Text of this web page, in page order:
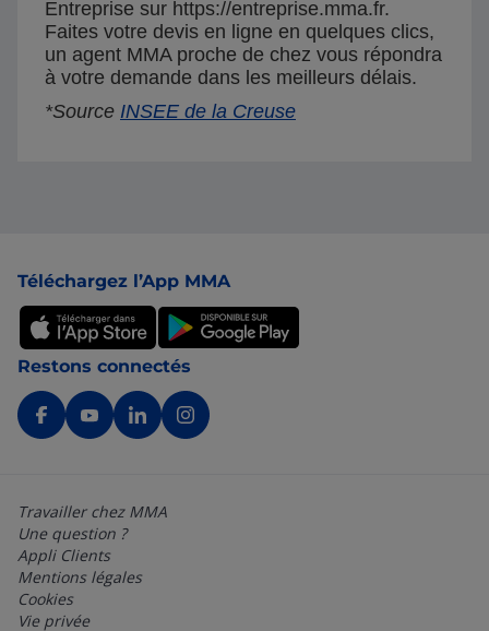
Entreprise sur https://entreprise.mma.fr.
Faites votre devis en ligne en quelques clics,
un agent MMA proche de chez vous répondra
à votre demande dans les meilleurs délais.
*Source INSEE de la Creuse
Téléchargez l’App MMA
Restons connectés
Travailler chez MMA
Une question ?
Appli Clients
Mentions légales
Cookies
Vie privée